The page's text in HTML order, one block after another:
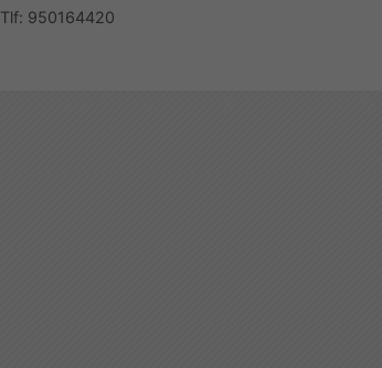
Tlf: 950164420